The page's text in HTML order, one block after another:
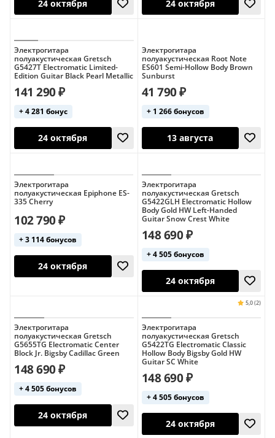
24 октября 24 октября
24 октября 24 октября
Электрогитара
полуакустическая Gretsch
G5427T Electromatic Limited-
Edition Guitar Black Pearl Metallic
141 290 ₽
+ 4 281 бонус
24 октября
Электрогитара
полуакустическая Root Note
ES601 Semi-Hollow Body Brown
Sunburst
41 790 ₽
+ 1 266 бонусов
13 августа
Электрогитара
полуакустическая Epiphone ES-
335 Cherry
102 790 ₽
+ 3 114 бонусов
Электрогитара
полуакустическая Gretsch
G5422GLH Electromatic Hollow
Body Gold HW Left-Handed
Guitar Snow Crest White
148 690 ₽
+ 4 505 бонусов
Электрогитара
полуакустическая Gretsch
G5655TG Electromatic Center
Block Jr. Bigsby Cadillac Green
148 690 ₽
+ 4 505 бонусов
Электрогитара
полуакустическая Gretsch
G5422TG Electromatic Classic
Hollow Body Bigsby Gold HW
Guitar SC White
148 690 ₽
+ 4 505 бонусов